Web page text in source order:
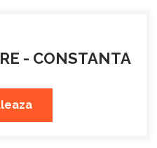
- CONSTANTA